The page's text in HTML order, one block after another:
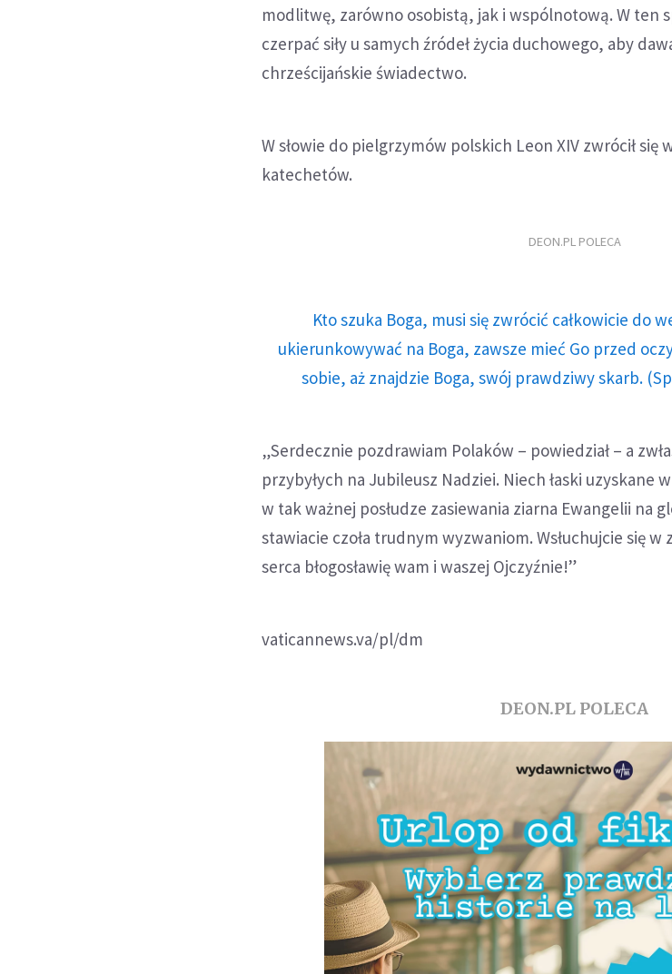
modlitwę, zarówno osobistą, jak i wspólnotową. W ten
czerpać siły u samych źródeł życia duchowego, aby
chrześcijańskie świadectwo.
W słowie do pielgrzymów polskich Leon XIV zwrócił się
katechetów.
DEON.PL POLECA
Kto szuka Boga, musi się zwrócić całkowicie do
ukierunkowywać na Boga, zawsze mieć Go przed
sobie, aż znajdzie Boga, swój prawdziwy skarb.
„Serdecznie pozdrawiam Polaków – powiedział – a
przybyłych na Jubileusz Nadziei. Niech łaski uzyskane
w tak ważnej posłudze zasiewania ziarna Ewangelii na
stawiacie czoła trudnym wyzwaniom. Wsłuchujcie się w
serca błogosławię wam i waszej Ojczyźnie!”
vaticannews.va/pl/dm
DEON.PL POLECA